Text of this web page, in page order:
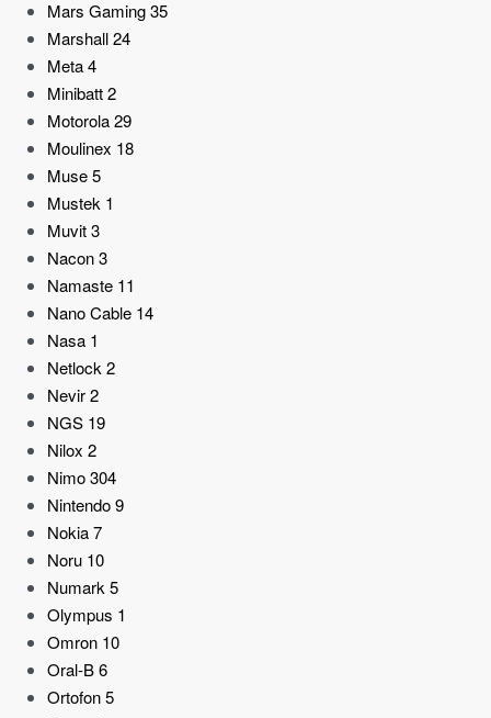
Mars Gaming35
Marshall24
Meta4
Minibatt2
Motorola29
Moulinex 18
Muse5
Mustek 1
Muvit3
Nacon3
Namaste 11
Nano Cable 14
Nasa 1
Netlock2
Nevir2
NGS 19
Nilox 2
Nimo304
Nintendo9
Nokia7
Noru 10
Numark5
Olympus 1
Omron 10
Oral-B6
Ortofon5